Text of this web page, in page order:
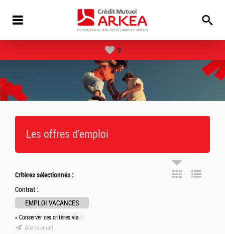
0
Les offres d'emploi
Critères sélectionnés :
Contrat :
EMPLOI VACANCES
» Conserver ces critères via :
Alerte email